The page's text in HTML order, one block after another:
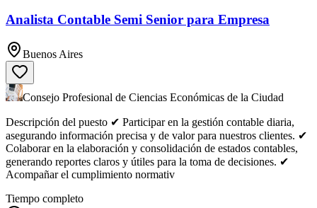
Analista Contable Semi Senior para Empresa
Buenos Aires
Consejo Profesional de Ciencias Económicas de la Ciudad
Descripción del puesto ✔ Participar en la gestión contable diaria,
asegurando información precisa y de valor para nuestros clientes. ✔
Colaborar en la elaboración y consolidación de estados contables,
generando reportes claros y útiles para la toma de decisiones. ✔
Acompañar el cumplimiento normativ
Tiempo completo